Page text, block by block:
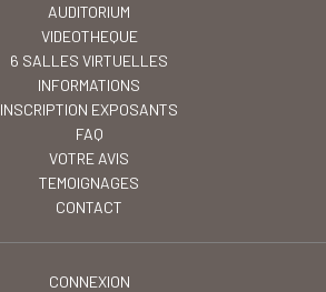
AUDITORIUM
VIDEOTHEQUE
6 SALLES VIRTUELLES
INFORMATIONS
INSCRIPTION EXPOSANTS
FAQ
VOTRE AVIS
TEMOIGNAGES
CONTACT
CONNEXION